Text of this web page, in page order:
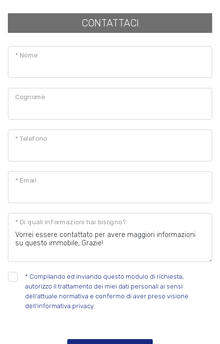
CONTATTACI
* Nome
Cognome
* Telefono
* Email
* Di quali informazioni hai bisogno?
* Compilando ed inviando questo modulo di richiesta,
autorizzo il trattamento dei miei dati personali ai sensi
dell'attuale normativa e confermo di aver preso visione
dell'informativa privacy.